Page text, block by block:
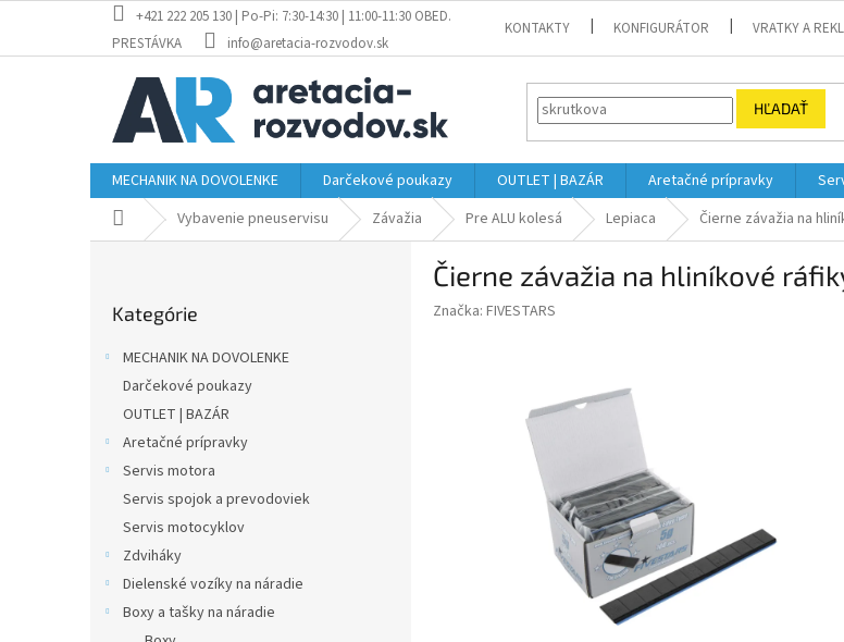
obsah
+421 222 205 130 | Po-Pi: 7:30-14:30 | 11:00-11:30 OBED.
PRESTÁVKA
info@aretacia-rozvodov.sk
KONTAKTY KONFIGURÁTOR VRATKY A
HĽADAŤ
MECHANIK NA DOVOLENKE Darčekové poukazy OUTLET | BAZÁR Aretačné prípravky
DomovVybavenie pneuservisu Závažia Pre ALU kolesá Lepiaca Čierne závažia na
kategórie
Kategórie
MECHANIK NA DOVOLENKE
Darčekové poukazy
OUTLET | BAZÁR
Aretačné prípravky
Servis motora
Servis spojok a prevodoviek
Servis motocyklov
Zdviháky
Dielenské vozíky na náradie
Boxy a tašky na náradie
Čierne závažia na hliníkové
Značka: FIVESTARS